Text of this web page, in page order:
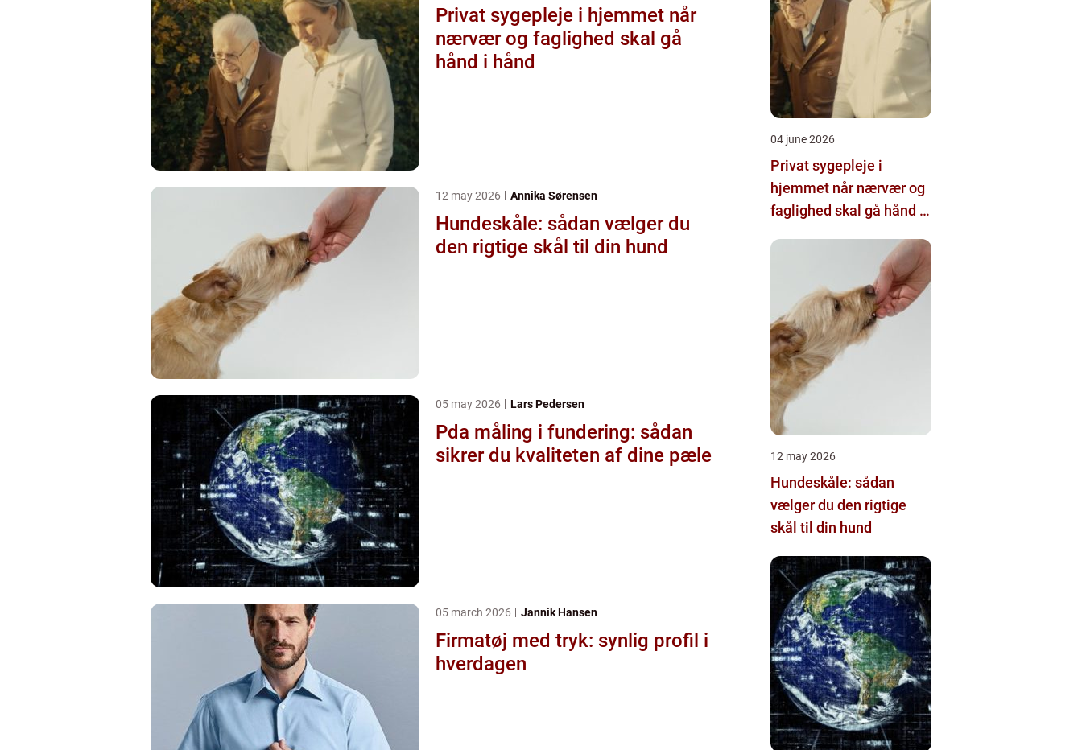
Privat sygepleje i hjemmet når
nærvær og faglighed skal gå
hånd i hånd
12 may 2026 Annika Sørensen
Hundeskåle: sådan vælger du
den rigtige skål til din hund
05 may 2026 Lars Pedersen
Pda måling i fundering: sådan
sikrer du kvaliteten af dine pæle
05 march 2026 Jannik Hansen
Firmatøj med tryk: synlig profil i
hverdagen
04 june 2026
Privat sygepleje i
hjemmet når nærvær og
faglighed skal gå hånd i
12 may 2026
Hundeskåle: sådan
vælger du den rigtige
skål til din hund